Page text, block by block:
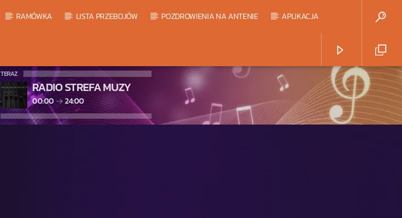
RAMÓWKA LISTA PRZEBOJÓW POZDROWIENIA NA ANTENIE APLIKACJA
TERAZ
RADIO STREFA MUZY
00:00 24:00